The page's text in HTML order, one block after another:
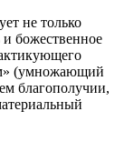
не только
и божественное
(умножающий
благополучии,